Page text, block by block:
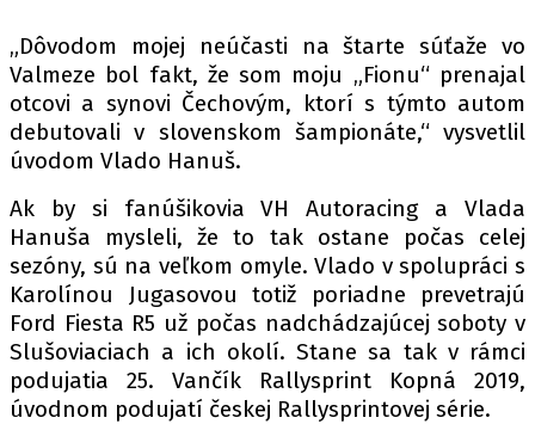
DAKAR
Z DOMOVA
ZE SVĚTA
MOTORSPORT
PIT LANE
ČEŠI V AKCI
FIA CEZ & POHÁRY
MEZINÁRODNÍ SCÉNA
SLEDUJTE NÁS NA|
„Dôvodom mojej neúčasti na štarte súťaže vo
Valmeze bol fakt, že som moju „Fionu“ prenajal
otcovi a synovi Čechovým, ktorí s týmto autom
debutovali v slovenskom šampionáte,“ vysvetlil
úvodom Vlado Hanuš.
Ak by si fanúšikovia VH Autoracing a Vlada
Hanuša mysleli, že to tak ostane počas celej
sezóny, sú na veľkom omyle. Vlado v spolupráci s
Karolínou Jugasovou totiž poriadne prevetrajú
Ford Fiesta R5 už počas nadchádzajúcej soboty v
Slušoviaciach a ich okolí. Stane sa tak v rámci
podujatia 25. Vančík Rallysprint Kopná 2019,
úvodnom podujatí českej Rallysprintovej série.